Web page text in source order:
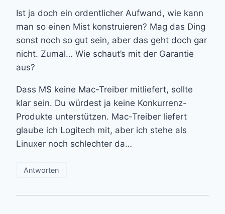
Ist ja doch ein ordentlicher Aufwand, wie kann
man so einen Mist konstruieren? Mag das Ding
sonst noch so gut sein, aber das geht doch gar
nicht. Zumal… Wie schaut’s mit der Garantie
aus?
Dass M$ keine Mac-Treiber mitliefert, sollte
klar sein. Du würdest ja keine Konkurrenz-
Produkte unterstützen. Mac-Treiber liefert
glaube ich Logitech mit, aber ich stehe als
Linuxer noch schlechter da…
Antworten